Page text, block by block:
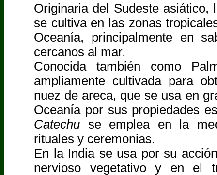
Originaria del Sudeste asiático,
se cultiva en las zonas
Oceanía, principalmente en
cercanos al mar.
Conocida también como
ampliamente cultivada para
nuez de areca, que se usa en
Oceanía por sus propiedades
Catechu se emplea en la
rituales y ceremonias.
En la India se usa por su
nervioso vegetativo y en el